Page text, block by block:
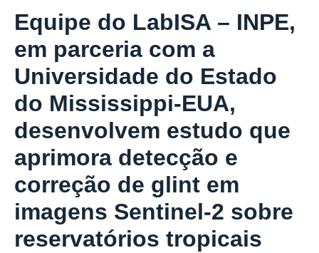
Equipe do LabISA – INPE,
em parceria com a
Universidade do Estado
do Mississippi-EUA,
desenvolvem estudo que
aprimora detecção e
correção de glint em
imagens Sentinel-2 sobre
reservatórios tropicais